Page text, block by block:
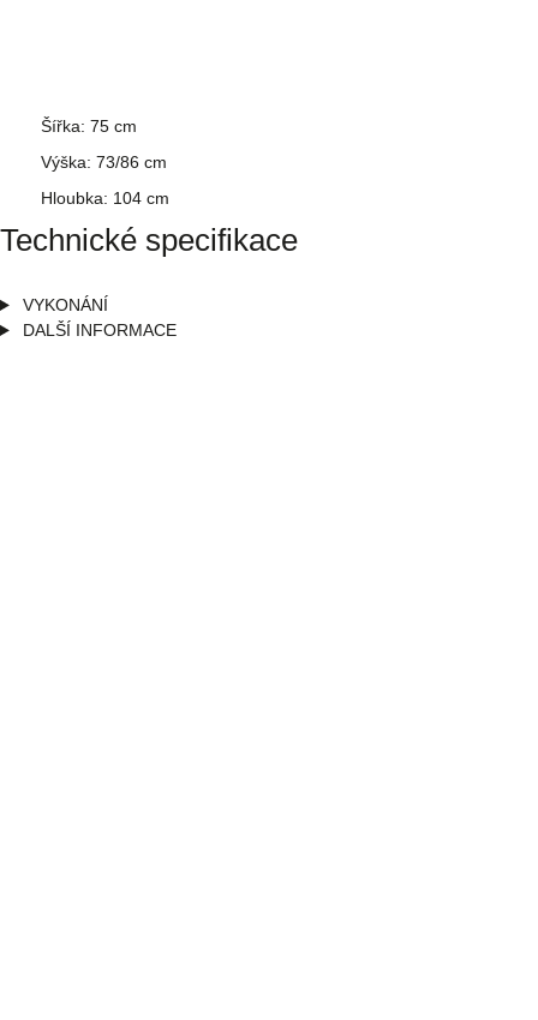
Šířka: 75 cm
Výška: 73/86 cm
Hloubka: 104 cm
Technické specifikace
VYKONÁNÍ
DALŠÍ INFORMACE